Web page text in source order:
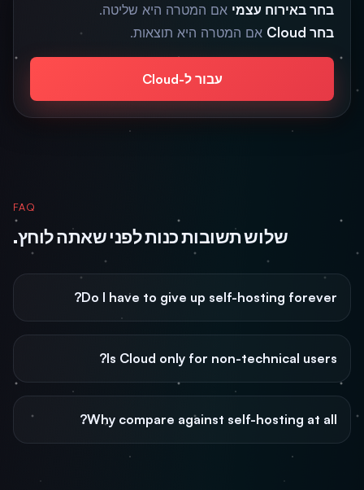
בחר באירוח עצמי אם המטרה היא שליטה.
בחר Cloud
אם המטרה היא תוצאות.
עבור ל-Cloud
FAQ
שלוש תשובות כנות לפני שאתה לוחץ.
Do I have to give up self-hosting forever?
Is Cloud only for non-technical users?
Why compare against self-hosting at all?